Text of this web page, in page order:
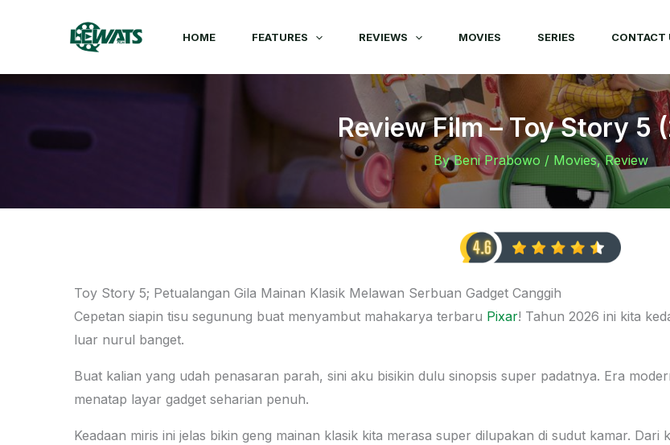
HOME FEATURES REVIEWS MOVIES SERIES CONTACT
Review Film – Toy Story 5
ByBeni Prabowo / Movies,Review
Toy Story 5; Petualangan Gila Mainan Klasik Melawan Serbuan Gadget Canggih
Cepetan siapin tisu segunung buat menyambut mahakarya terbaru Pixar! Tahun 2026 ini kita
luar nurul banget.
Buat kalian yang udah penasaran parah, sini aku bisikin dulu sinopsis super padatnya. Era
menatap layar gadget seharian penuh.
Keadaan miris ini jelas bikin geng mainan klasik kita merasa super dilupakan di sudut kamar.